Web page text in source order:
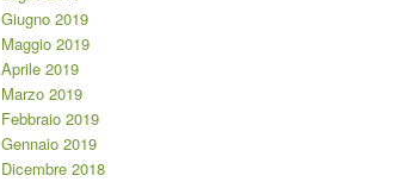
Giugno 2019
Maggio 2019
Aprile 2019
Marzo 2019
Febbraio 2019
Gennaio 2019
Dicembre 2018